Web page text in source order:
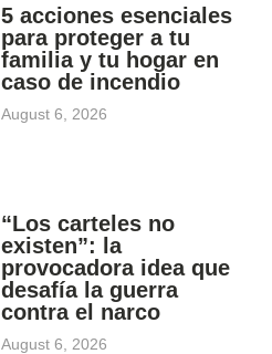
5 acciones esenciales
para proteger a tu
familia y tu hogar en
caso de incendio
August 6, 2026
“Los carteles no
existen”: la
provocadora idea que
desafía la guerra
contra el narco
August 6, 2026